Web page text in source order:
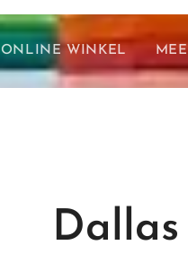
ONLINE WINKEL